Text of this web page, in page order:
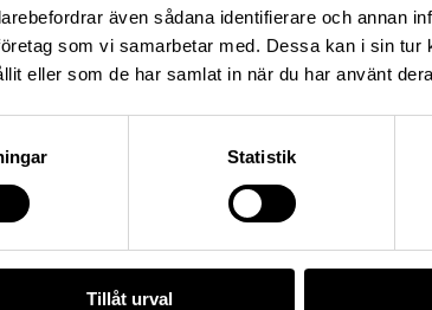
även sådana identifierare och annan
som vi samarbetar med. Dessa kan i sin tur
eller som de har samlat in när du har använt
Statistik
Tillåt urval